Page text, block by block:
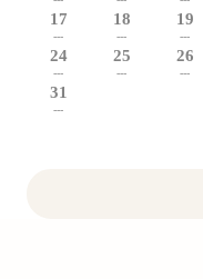
17
---
18
---
19
---
24
---
25
---
26
---
31
---